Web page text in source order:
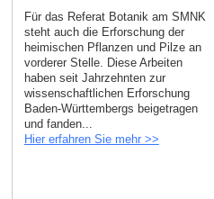
Für das Referat Botanik am SMNK
steht auch die Erforschung der
heimischen Pflanzen und Pilze an
vorderer Stelle. Diese Arbeiten
haben seit Jahrzehnten zur
wissenschaftlichen Erforschung
Baden-Württembergs beigetragen
und fanden...
Hier erfahren Sie mehr >>